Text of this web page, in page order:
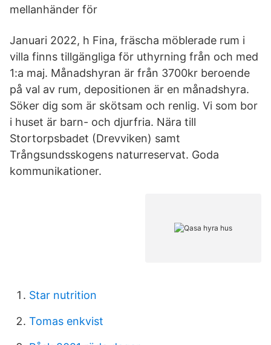
mellanhänder för
Januari 2022, h Fina, fräscha möblerade rum i
villa finns tillgängliga för uthyrning från och med
1:a maj. Månadshyran är från 3700kr beroende
på val av rum, depositionen är en månadshyra.
Söker dig som är skötsam och renlig. Vi som bor
i huset är barn- och djurfria. Nära till
Stortorpsbadet (Drevviken) samt
Trångsundsskogens naturreservat. Goda
kommunikationer.
Star nutrition
Tomas enkvist